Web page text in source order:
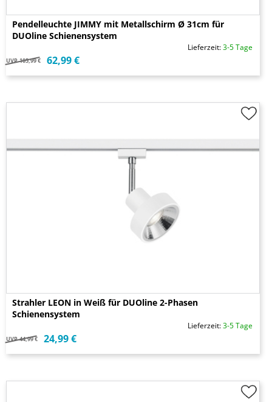
Pendelleuchte JIMMY mit Metallschirm Ø 31cm für
DUOline Schienensystem
Lieferzeit:3-5 Tage
UVP 105,99 € 62,99 €
Strahler LEON in Weiß für DUOline 2-Phasen
Schienensystem
Lieferzeit:3-5 Tage
UVP 44,99 € 24,99 €